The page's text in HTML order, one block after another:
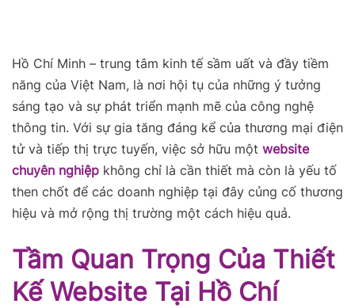
Hồ Chí Minh – trung tâm kinh tế sầm uất và đầy tiềm
năng của Việt Nam, là nơi hội tụ của những ý tưởng
sáng tạo và sự phát triển mạnh mẽ của công nghệ
thông tin. Với sự gia tăng đáng kể của thương mại điện
tử và tiếp thị trực tuyến, việc sở hữu một website
chuyên nghiệp không chỉ là cần thiết mà còn là yếu tố
then chốt để các doanh nghiệp tại đây củng cố thương
hiệu và mở rộng thị trường một cách hiệu quả.
Tầm Quan Trọng Của Thiết
Kế Website Tại Hồ Chí